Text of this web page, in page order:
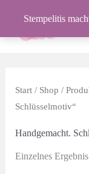
Stempelitis
springen
Start/ Shop /
Schlüsselmotiv“
Handgemacht.
Einzelnes